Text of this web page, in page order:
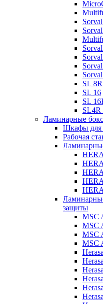
SL 8R
SL 16
SL
SL4R
Ламинарные
Шкафы
Рабочая
защиты
MSC
MSC
MSC
MSC